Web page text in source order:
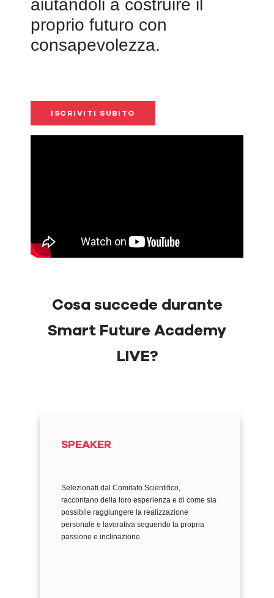
aiutandoli a costruire il
proprio futuro con
consapevolezza.
ISCRIVITI SUBITO
Cosa succede durante
Smart Future Academy
LIVE?
SPEAKER
Selezionati dal Comitato Scientifico,
raccontano della loro esperienza e di come sia
possibile raggiungere la realizzazione
personale e lavorativa seguendo la propria
passione e inclinazione.